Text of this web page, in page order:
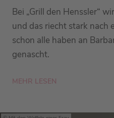
Bei „Grill den Henssler“
und das riecht stark nach
schon alle haben an
genascht.
MEHR LESEN